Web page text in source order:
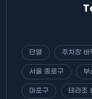
단열 주차장 바
서울 종로구 부
마포구 테라조